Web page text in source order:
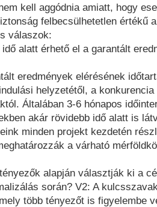
kell aggódnia amiatt, hogy
felbecsülhetetlen értékű
válaszok:
alatt érhető el a garantált
eredmények elérésének
helyzetétől, a
Általában 3-6 hónapos
akár rövidebb idő alatt is
minden projekt kezdetén
a várható
alapján választják ki a
során? V2: A
több tényezőt is figyelembe